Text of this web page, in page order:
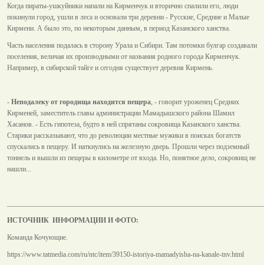
Когда пираты-ушкуйники напали на Кирменчук и вторично спалили его, люди
покинули город, ушли в леса и основали три деревни - Русские, Средние и Малые
Кирмени. А было это, по некоторым данным, в период Казанского ханства.
Часть населения подалась в сторону Урала и Сибири. Там потомки булгар создавали
поселения, величая их производными от названия родного города Кирменчук.
Например, в сибирской тайге и сегодня существует деревня Кирмень.
- Неподалеку от городища находится пещера, - говорит уроженец Средних
Кирменей, заместитель главы администрации Мамадышского района Шамил
Хасанов. - Есть гипотеза, будто в ней спрятаны сокровища Казанского ханства.
Старики рассказывают, что до революции местные мужики в поисках богатств
спускались в пещеру. И наткнулись на железную дверь. Прошли через подземный
тоннель и вышли из пещеры в километре от входа. Но, понятное дело, сокровищ не
нашли...
ИСТОЧНИК ИНФОРМАЦИИ И ФОТО:
Команда Кочующие.
https://www.tatmedia.com/ru/ntc/item/39150-istoriya-mamadyisha-na-kanale-tnv.html